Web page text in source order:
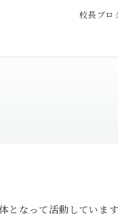
校長ブロ
となって活動していま